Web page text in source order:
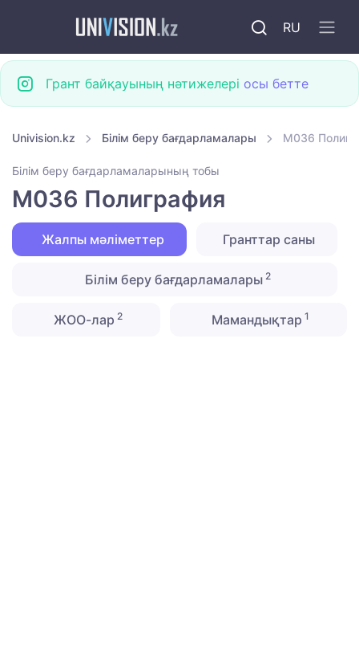
RU
Грант байқауының нәтижелері осы бетте
Univision.kz Білім беру бағдарламалары M036
Білім беру бағдарламаларының тобы
M036 Полиграфия
Жалпы мәліметтер Гранттар саны
Білім беру бағдарламалары 2
ЖОО-лар 2 Мамандықтар 1